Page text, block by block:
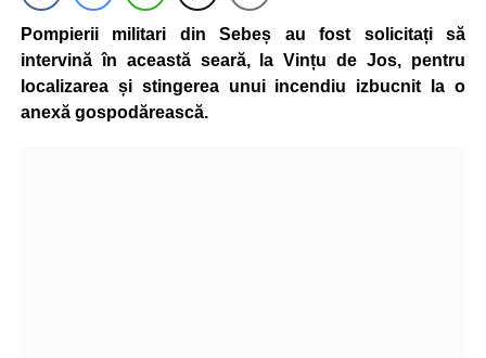
Pompierii militari din Sebeș au fost solicitați să
intervină în această seară, la Vințu de Jos, pentru
localizarea și stingerea unui incendiu izbucnit la o
anexă gospodărească.